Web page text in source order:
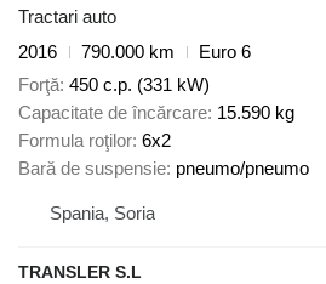
Tractari auto
2016
790.000 km
Euro 6
Forţă 450 c.p. (331 kW)
Capacitate de încărcare 15.590 kg
Formula roţilor 6x2
Bară de suspensie pneumo/pneumo
Spania, Soria
TRANSLER S.L